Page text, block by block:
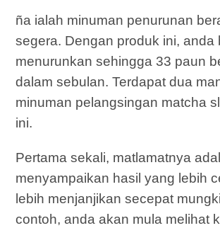
ña ialah minuman penurunan
segera. Dengan produk ini, anda
menurunkan sehingga 33 paun
dalam sebulan. Terdapat dua
minuman pelangsingan matcha
ini.
Pertama sekali, matlamatnya
menyampaikan hasil yang lebih
lebih menjanjikan secepat
contoh, anda akan mula melihat